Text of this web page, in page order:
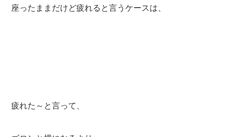
座ったままだけど疲れると言うケースは、
疲れた～と言って、